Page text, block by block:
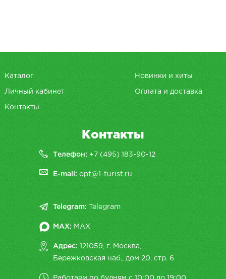
Каталог Новинки и хиты
Личный кабинет Оплата и доставка
Контакты
Контакты
Телефон: +7 (495) 183-90-12
E-mail:opt@1-turist.ru
Telegram: Telegram
MAX: MAX
Адрес: 121059, г. Москва,
Бережковская наб., дом 20, cтр. 6